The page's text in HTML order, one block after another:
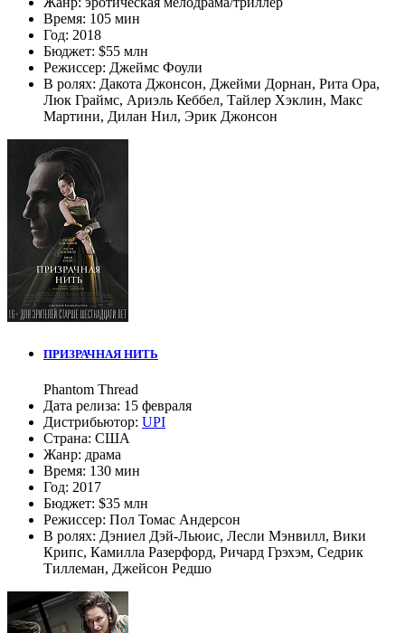
Время: 105 мин
Год: 2018
Бюджет: $55 млн
Режиссер: Джеймс Фоули
В ролях: Дакота Джонсон, Джейми Дорнан, Рита Ора,
Люк Граймс, Ариэль Кеббел, Тайлер Хэклин, Макс
Мартини, Дилан Нил, Эрик Джонсон
ПРИЗРАЧНАЯ НИТЬ
Phantom Thread
Дата релиза: 15 февраля
Дистрибьютор: UPI
Страна: США
Жанр: драма
Время: 130 мин
Год: 2017
Бюджет: $35 млн
Режиссер: Пол Томас Андерсон
В ролях: Дэниел Дэй-Льюис, Лесли Мэнвилл, Вики
Крипс, Камилла Разерфорд, Ричард Грэхэм, Седрик
Тиллеман, Джейсон Редшо